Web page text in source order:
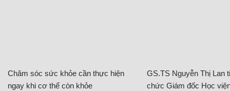
Chăm sóc sức khỏe cần thực hiện
ngay khi cơ thể còn khỏe
GS.TS Nguyễn Thị Lan
chức Giám đốc Học